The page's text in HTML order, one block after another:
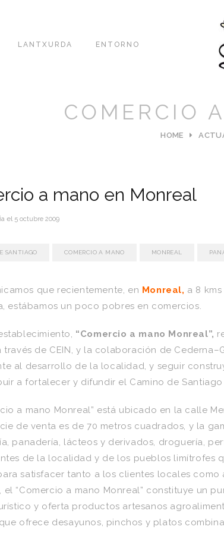
LANTXURDA ENTORNO
COMERCIO
HOME
a mano en Monreal
el 5 octubre 2009
SANTIAGO COMERCIO A MANO MONREAL
que recientemente, en Monreal, a 8
estábamos un poco pobres en comercios.
“Comercio a mano Monreal”,
través de CEIN, y la colaboración de
al desarrollo de la localidad, y seguir
a fortalecer y difundir el Camino de
a mano Monreal” está ubicado en la calle
de venta es de 70 metros cuadrados, y la
panadería, lácteos y derivados, droguería,
de la localidad y de los pueblos limítrofes
satisfacer tanto a los clientes locales
, el “Comercio a mano Monreal” constituye un
y oferta productos artesanos
ofrece desayunos, pinchos y platos